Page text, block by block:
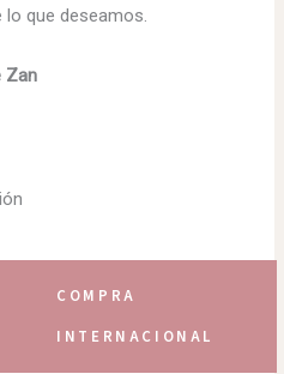
que deseamos.
Zan
COMPRA
INTERNACIONAL